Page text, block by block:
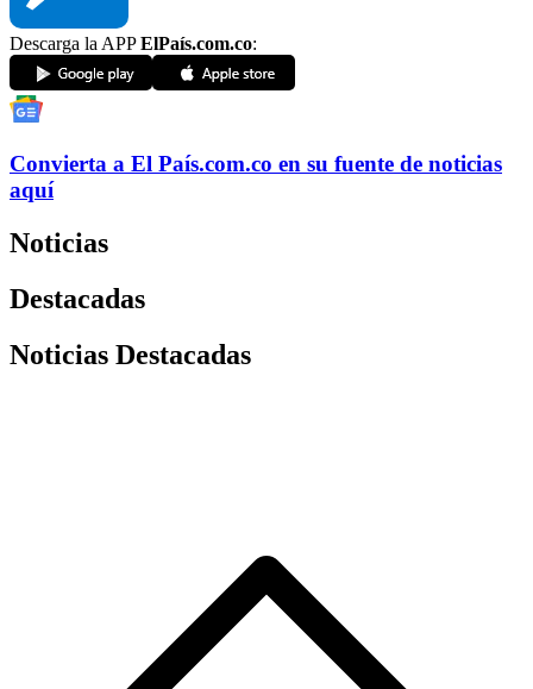
Descarga la APPElPaís.com.co:
Convierta a El País.com.co en su fuente de noticias
aquí
Noticias
Destacadas
Noticias Destacadas